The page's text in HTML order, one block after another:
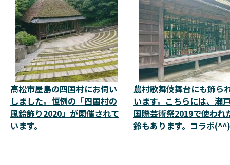
高松市屋島の四国村にお伺い
しました。恒例の「四国村の
風鈴飾り2020」が開催されて
います。
農村歌舞伎舞台にも飾ら
います。こちらには、瀬
国際芸術祭2019で使われ
鈴もあります。コラボ(^^)